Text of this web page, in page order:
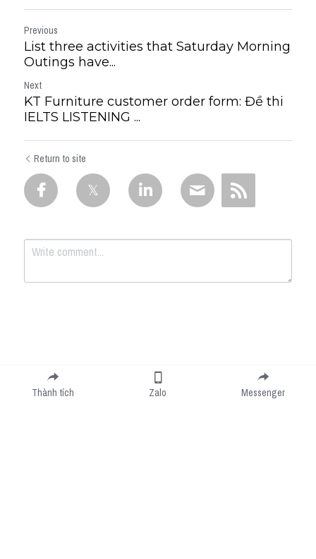
Previous
List three activities that Saturday Morning
Outings have...
Next
KT Furniture customer order form: Đề thi
IELTS LISTENING ...
Return to site
Submit
Thành tích Zalo Messenger